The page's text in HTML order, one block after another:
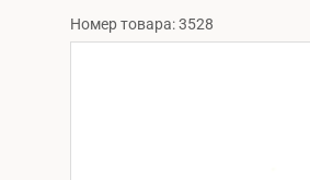
Номер товара: 3528